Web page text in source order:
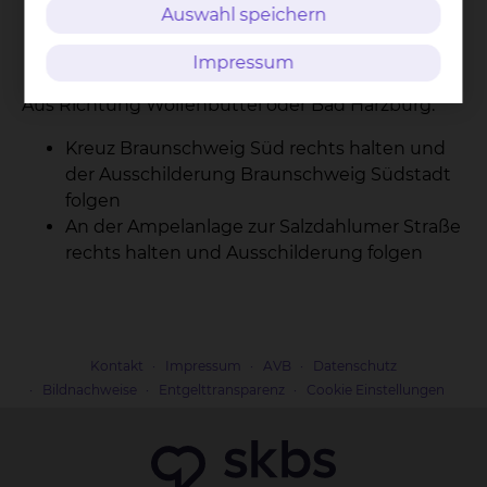
Braunschweig Südstadt
rechts halten und Ausschilderung folgen
Aus Richtung Wolfenbüttel oder Bad Harzburg:
Kreuz Braunschweig Süd rechts halten und
der Ausschilderung Braunschweig Südstadt
folgen
An der Ampelanlage zur Salzdahlumer Straße
rechts halten und Ausschilderung folgen
Kontakt Impressum AVB
Datenschutz
Bildnachweise
Entgelttransparenz Cookie Einstellungen
Auswahl speichern
Impressum